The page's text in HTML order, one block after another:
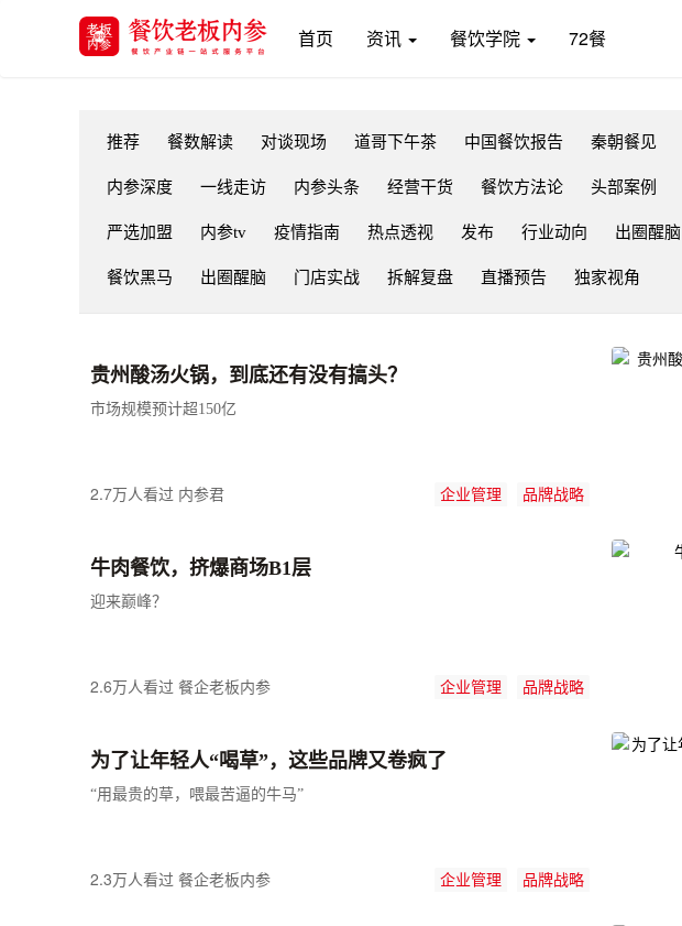
首页 (current)
资讯 餐饮学院 72餐
推荐 餐数解读 对谈现场 道哥下午茶 中国餐饮报告 秦朝餐见
内参深度 一线走访 内参头条 经营干货 餐饮方法论 头部案例
严选加盟 内参tv 疫情指南 热点透视 发布 行业动向 出圈醒脑
餐饮黑马 出圈醒脑 门店实战 拆解复盘 直播预告 独家视角
贵州酸汤火锅，到底还有没有搞头？
市场规模预计超150亿
2.7万人看过 内参君 企业管理 品牌战略
牛肉餐饮，挤爆商场B1层
迎来巅峰？
2.6万人看过 餐企老板内参 企业管理 品牌战略
为了让年轻人“喝草”，这些品牌又卷疯了
“用最贵的草，喂最苦逼的牛马”
2.3万人看过 餐企老板内参 企业管理 品牌战略